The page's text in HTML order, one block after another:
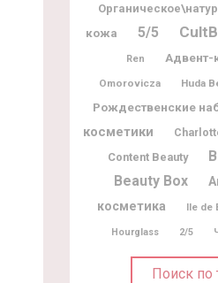
кожа
5/5
Ren Адвент-
Omorovicza Huda
Рождественские
косметики
Content Beauty
Beauty Box
косметика
Ile de
Hourglass 2/5
Поиск по